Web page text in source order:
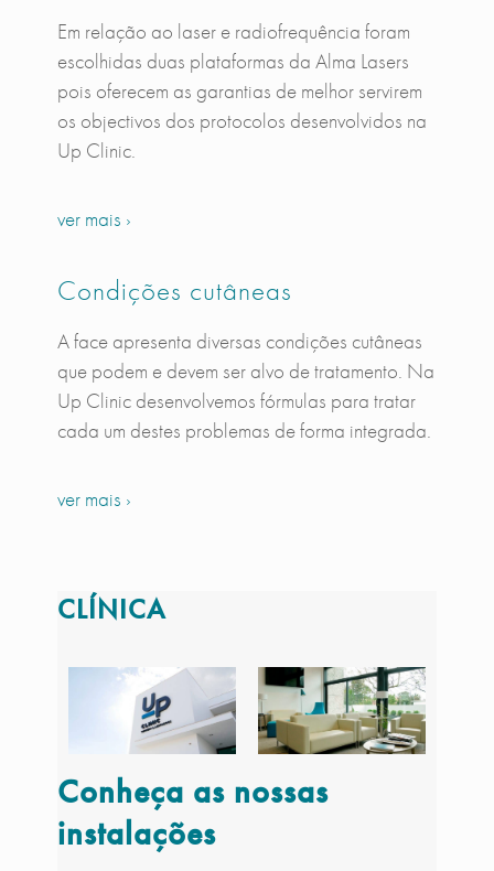
Em relação ao laser e radiofrequência foram
escolhidas duas plataformas da Alma Lasers
pois oferecem as garantias de melhor servirem
os objectivos dos protocolos desenvolvidos na
Up Clinic.
ver mais ›
Condições cutâneas
A face apresenta diversas condições cutâneas
que podem e devem ser alvo de tratamento. Na
Up Clinic desenvolvemos fórmulas para tratar
cada um destes problemas de forma integrada.
ver mais ›
CLÍNICA
Conheça as nossas
instalações